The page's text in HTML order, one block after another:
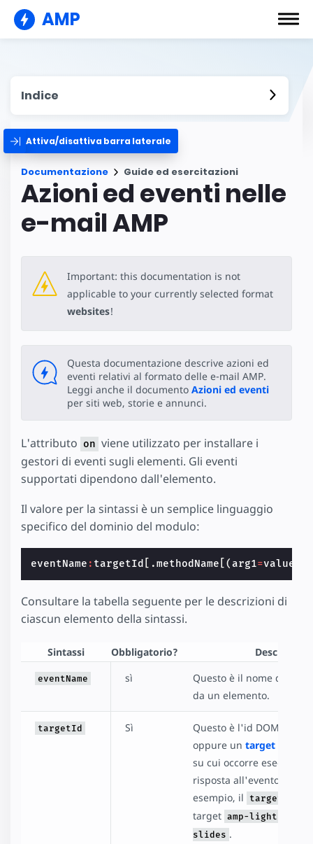
AMP
Indice
Attiva/disattiva barra laterale
Documentazione Guide ed esercitazioni
Azioni ed eventi nelle
e-mail AMP
Important: this documentation is not
applicable to your currently selected format
websites!
Questa documentazione descrive azioni ed
eventi relativi al formato delle e-mail AMP.
Leggi anche il documento Azioni ed eventi
per siti web, storie e annunci.
L'attributo on viene utilizzato per installare i
gestori di eventi sugli elementi. Gli eventi
supportati dipendono dall'elemento.
Il valore per la sintassi è un semplice linguaggio
specifico del dominio del modulo:
eventName : targetId [.methodName [(arg1=value
Consultare la tabella seguente per le descrizioni di
ciascun elemento della sintassi.
Sintassi Obbligatorio? Descrizione
eventName sì
Questo è il nome
da un elemento.
targetId Sì
Questo è l'id DOM
oppure un target
su cui occorre eseguire
risposta all'evento. Nel
esempio, il targetId
target amp-lightbox
slides .